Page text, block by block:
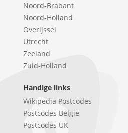
Noord-Brabant
Noord-Holland
Overijssel
Utrecht
Zeeland
Zuid-Holland
Handige links
Wikipedia Postcodes
Postcodes België
Postcodes UK